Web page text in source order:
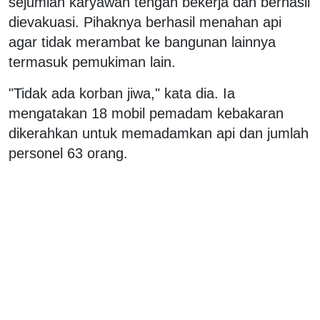
dievakuasi. Pihaknya berhasil menahan api
agar tidak merambat ke bangunan lainnya
termasuk pemukiman lain.
"Tidak ada korban jiwa," kata dia. Ia
mengatakan 18 mobil pemadam kebakaran
dikerahkan untuk memadamkan api dan jumlah
personel 63 orang.